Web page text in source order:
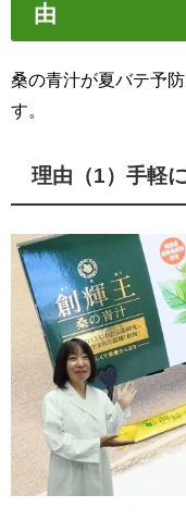
由
桑の青汁が夏バテ予
す。
理由（1）手軽